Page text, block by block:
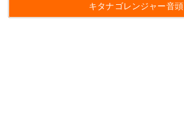
キタナゴレンジャー音頭